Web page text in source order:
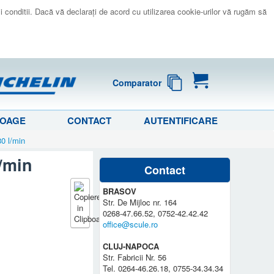
Dacă vă declaraţi de acord cu utilizarea cookie-urilor vă rugăm să
Comparator
CONTACT AUTENTIFICARE
l/min
Contact
BRASOV
Str. De Mijloc nr. 164
0268-47.66.52, 0752-42.42.42
office@scule.ro
CLUJ-NAPOCA
Str. Fabricii Nr. 56
Tel. 0264-46.26.18, 0755-34.34.34